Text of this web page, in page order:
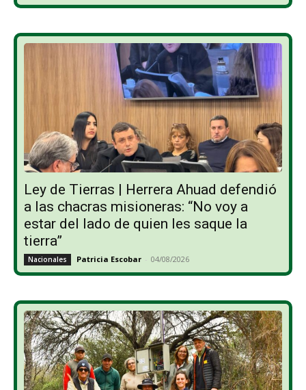
Ley de Tierras | Herrera Ahuad defendió
a las chacras misioneras: “No voy a
estar del lado de quien les saque la
tierra”
Nacionales Patricia Escobar - 04/08/2026